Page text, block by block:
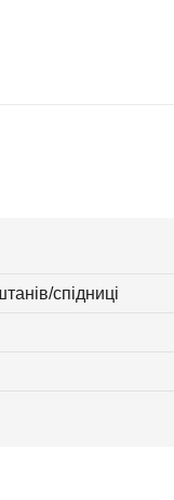
спідниці